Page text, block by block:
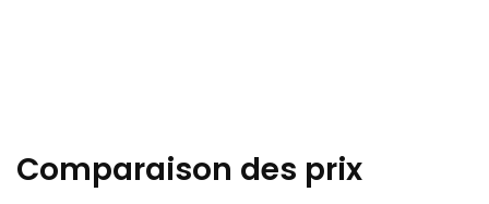
Comparaison des prix